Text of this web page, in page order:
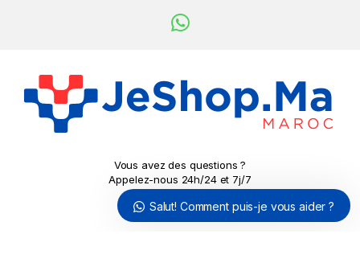
Vous avez des questions ?
Appelez-nous 24h/24 et 7j/7
0779690324
Salut! Comment puis-je vous aider ?